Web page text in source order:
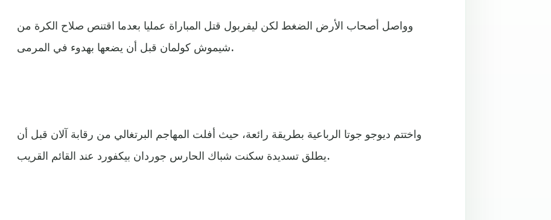
وواصل أصحاب الأرض الضغط لكن ليفربول قتل المباراة عمليا بعدما اقتنص صلاح الكرة من
شيموش كولمان قبل أن يضعها بهدوء في المرمى.
واختتم ديوجو جوتا الرباعية بطريقة رائعة، حيث أفلت المهاجم البرتغالي من رقابة آلان قبل أن
يطلق تسديدة سكنت شباك الحارس جوردان بيكفورد عند القائم القريب.